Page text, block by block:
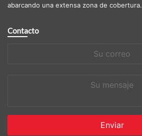
abarcando una extensa zona de cobertura.
Contacto